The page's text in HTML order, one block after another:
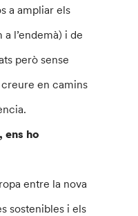
a ampliar els
l’endemà) i de
però sense
en camins
ens ho
entre la nova
sostenibles i els